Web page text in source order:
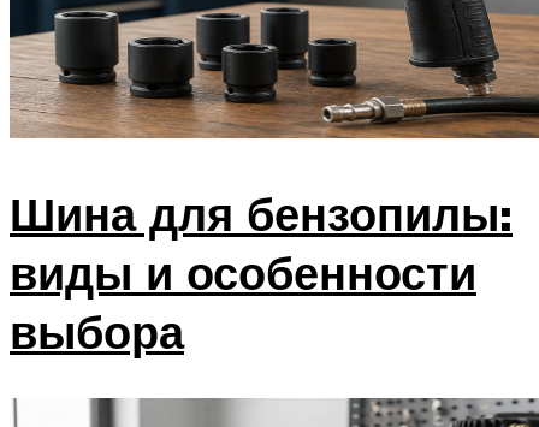
Шина для бензопилы:
виды и особенности
выбора